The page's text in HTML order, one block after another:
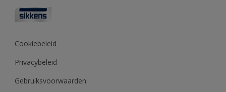
Polyfilla Pro
Sikkens Center
Kleurcollecties
Kennisbank
Cookiebeleid
Privacybeleid
Gebruiksvoorwaarden